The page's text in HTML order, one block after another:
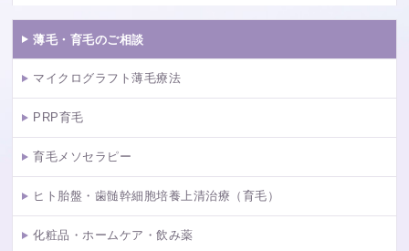
薄毛・育毛のご相談
マイクログラフト薄毛療法
PRP育毛
育毛メソセラピー
ヒト胎盤・歯髄幹細胞培養上清治療（育毛）
化粧品・ホームケア・飲み薬